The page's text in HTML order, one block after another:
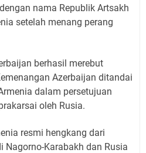
nama Republik Artsakh
setelah menang perang
berhasil merebut
Azerbaijan ditandai
dalam persetujuan
oleh Rusia.
resmi hengkang dari
Nagorno-Karabakh dan Rusia